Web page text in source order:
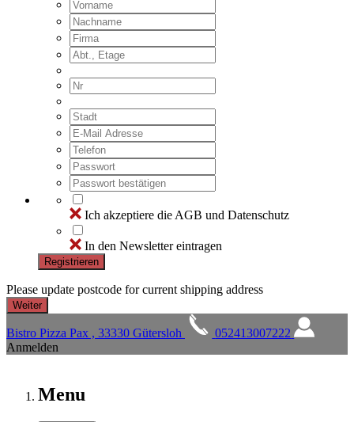
Ich akzeptiere die AGB und Datenschutz
In den Newsletter eintragen
Registrieren
Please update postcode for current shipping address
Bistro Pizza Pax , 33330 Gütersloh
052413007222
Anmelden
Menu